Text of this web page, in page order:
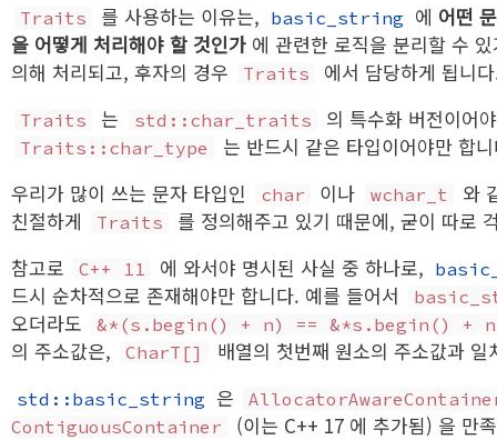
Traits 를 사용하는 이유는, basic_string 에 어떤
을 어떻게 처리해야 할 것인가 에 관련한 로직을 분리할 수
의해 처리되고, 후자의 경우
Traits 에서 담당하게 됩니
Traits 는 std::char_traits 의 특수화 버전이어
Traits::char_type
는 반드시 같은 타입이어야만 합
우리가 많이 쓰는 문자 타입인
char 이나 wchar_t
와
친절하게
Traits
를 정의해주고 있기 때문에, 굳이 따로
참고로
C++ 11 에 와서야 명시된 사실 중 하나로,
드시 순차적으로 존재해야만 합니다. 예를 들어서
오더라도 &*(s.begin() + n) == &*s.begin() + n
의 주소값은, CharT[] 배열의 첫번째 원소의 주소값과 일
std::basic_string 은
ContiguousContainer
(이는 C++ 17 에 추가됨) 을 만